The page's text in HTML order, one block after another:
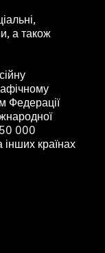
а також
Федерації
50 000
країнах